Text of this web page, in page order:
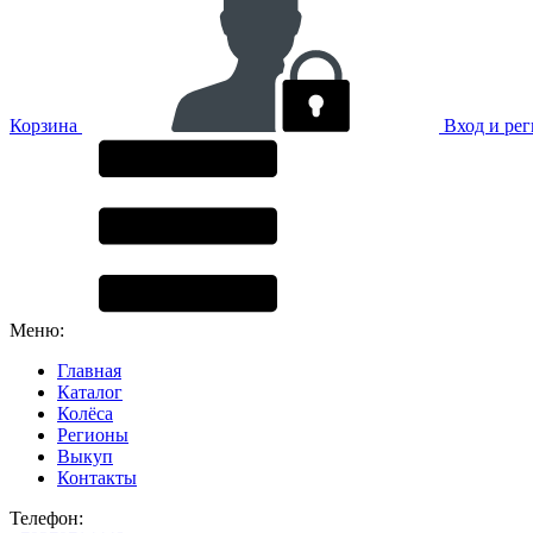
Корзина Вход и
Меню:
Главная
Каталог
Колёса
Регионы
Выкуп
Контакты
Телефон: